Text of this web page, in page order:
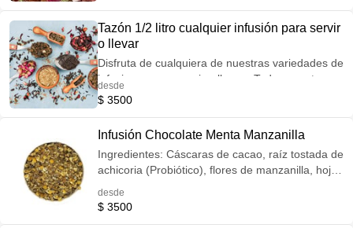
Tazón 1/2 litro cualquier infusión para servir
o llevar
Disfruta de cualquiera de nuestras variedades de
infusiones para servir o llevar . Todas nuestras
infusiones son seleccionadas con los mejores
desde
$ 3500
Infusión Chocolate Menta Manzanilla
Ingredientes: Cáscaras de cacao, raíz tostada de
achicoria (Probiótico), flores de manzanilla, hojas
desde
$ 3500